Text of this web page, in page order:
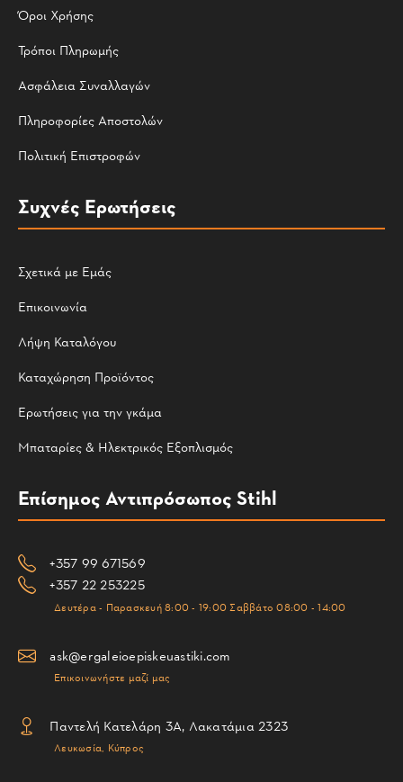
Όροι Χρήσης
Τρόποι Πληρωμής
Ασφάλεια Συναλλαγών
Πληροφορίες Αποστολών
Πολιτική Επιστροφών
Συχνές Ερωτήσεις
Σχετικά με Εμάς
Επικοινωνία
Λήψη Καταλόγου
Καταχώρηση Προϊόντος
Ερωτήσεις για την γκάμα
Μπαταρίες & Ηλεκτρικός Εξοπλισμός
Επίσημος Αντιπρόσωπος Stihl
+357 99 671569
+357 22 253225
Δευτέρα - Παρασκευή 8:00 - 19:00 Σαββάτο 08:00 - 14:00
ask@ergaleioepiskeuastiki.com
Επικοινωνήστε μαζί μας
Παντελή Κατελάρη 3Α, Λακατάμια 2323
Λευκωσία, Κύπρος